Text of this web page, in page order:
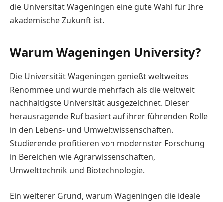
die Universität Wageningen eine gute Wahl für Ihre
akademische Zukunft ist.
Warum Wageningen University?
Die Universität Wageningen genießt weltweites
Renommee und wurde mehrfach als die weltweit
nachhaltigste Universität ausgezeichnet. Dieser
herausragende Ruf basiert auf ihrer führenden Rolle
in den Lebens- und Umweltwissenschaften.
Studierende profitieren von modernster Forschung
in Bereichen wie Agrarwissenschaften,
Umwelttechnik und Biotechnologie.
Ein weiterer Grund, warum Wageningen die ideale